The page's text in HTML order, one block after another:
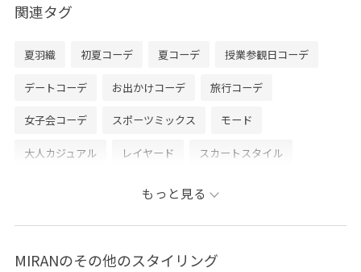
関連タグ
夏羽織 初夏コーデ 夏コーデ 授業参観日コーデ
デートコーデ お出かけコーデ 旅行コーデ
女子会コーデ スポーツミックス モード
大人カジュアル レイヤード スカートスタイル
ワントーンコーデ
ストレート ブルべ夏
もっと見る
MIRANのその他のスタイリング